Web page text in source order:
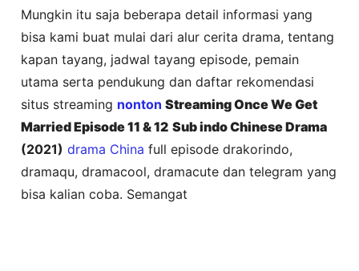
Mungkin itu saja beberapa detail informasi yang
bisa kami buat mulai dari alur cerita drama, tentang
kapan tayang, jadwal tayang episode, pemain
utama serta pendukung dan daftar rekomendasi
situs streaming nonton Streaming Once We Get
Married Episode 11 & 12 Sub indo Chinese Drama
(2021) drama China full episode drakorindo,
dramaqu, dramacool, dramacute dan telegram yang
bisa kalian coba. Semangat